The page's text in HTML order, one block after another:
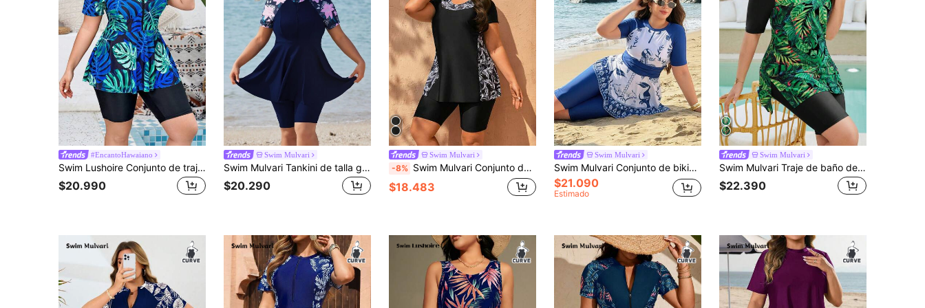
#EncantoHawaiano
Swim Lushoire Conjunto de traje de baño Tankini de verano de talla grande con diseño de plantas tropicales impresas de alta cuello con cremallera y manga corta y boxeador unicolor corto para vacaciones en la playa
$20.990
Swim Mulvari
Swim Mulvari Tankini de talla grande con estampado floral suelto, vestido de playa de talla grande para el verano
$20.290
Swim Mulvari
-8% Swim Mulvari Conjunto de 2 piezas de traje de baño modesto y estilizador para mujer talla grande, con estampado de hojas en blanco y negro aleatorio y parches de unicolor, cuello alto, cintura alta, shorts y top de manga corta, para vacaciones y uso diario casual
$18.483
Swim Mulvari
Swim Mulvari Conjunto de bikini de traje de baño de estilo de Medio Oriente con estampado digital adelgazante para mujeres de talla grande, nuevo para el verano de 2026
$21.090
Estimado
Swim Mulvari
Swim Mulvari Traje de baño de estilo chaleco con estampado de mujer de talla grande para atuendo de verano y playa tropical para mujer, ropa de mujer talla grande verde
$22.390